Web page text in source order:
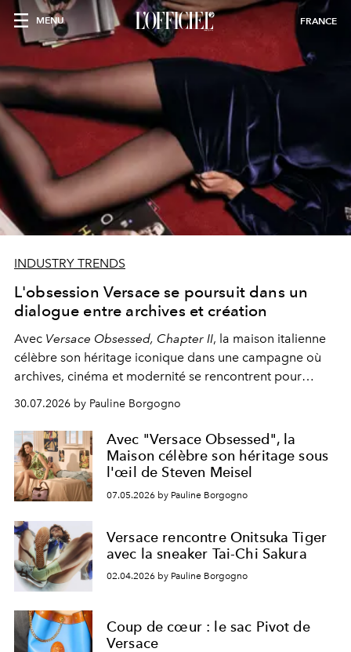
MENU FRANCE
INDUSTRY TRENDS
L'obsession Versace se poursuit dans un
dialogue entre archives et création
Avec Versace Obsessed, Chapter II, la maison italienne
célèbre son héritage iconique dans une campagne où
archives, cinéma et modernité se rencontrent pour
affirmer la force intemporelle de son identité.
30.07.2026 by Pauline Borgogno
Avec "Versace Obsessed", la
Maison célèbre son héritage sous
l'œil de Steven Meisel
07.05.2026 by Pauline Borgogno
Versace rencontre Onitsuka Tiger
avec la sneaker Tai-Chi Sakura
02.04.2026 by Pauline Borgogno
Coup de cœur : le sac Pivot de
Versace